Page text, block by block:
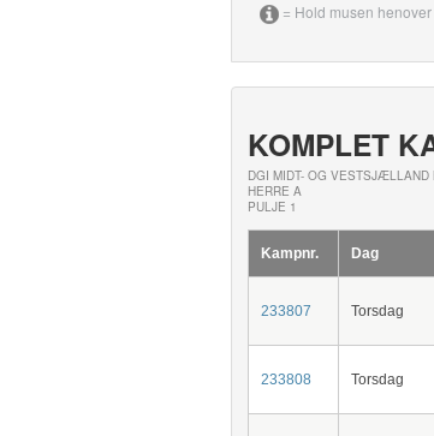
= Hold musen
KOMPLET
DGI MIDT- OG VESTSJÆLLAND
HERRE A
PULJE 1
Kampnr. Dag
233807 Torsdag
233808 Torsdag